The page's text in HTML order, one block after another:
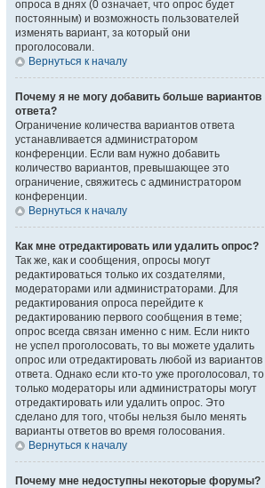
опроса в днях (0 означает, что опрос будет
постоянным) и возможность пользователей
изменять вариант, за который они
проголосовали.
Вернуться к началу
Почему я не могу добавить больше вариантов
ответа?
Ограничение количества вариантов ответа
устанавливается администратором
конференции. Если вам нужно добавить
количество вариантов, превышающее это
ограничение, свяжитесь с администратором
конференции.
Вернуться к началу
Как мне отредактировать или удалить опрос?
Так же, как и сообщения, опросы могут
редактироваться только их создателями,
модераторами или администраторами. Для
редактирования опроса перейдите к
редактированию первого сообщения в теме;
опрос всегда связан именно с ним. Если никто
не успел проголосовать, то вы можете удалить
опрос или отредактировать любой из вариантов
ответа. Однако если кто-то уже проголосовал, то
только модераторы или администраторы могут
отредактировать или удалить опрос. Это
сделано для того, чтобы нельзя было менять
варианты ответов во время голосования.
Вернуться к началу
Почему мне недоступны некоторые форумы?